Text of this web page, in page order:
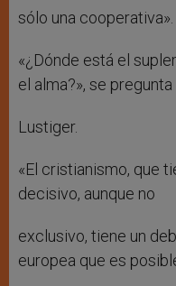
sólo una cooperativa».
«¿Dónde está el
el alma?», se pregunta
Lustiger.
«El cristianismo, que
decisivo, aunque no
exclusivo, tiene un
europea que es